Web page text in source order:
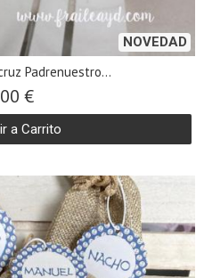
NOVEDAD
Padrenuestro...
€
a Carrito